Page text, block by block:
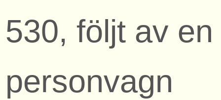
530, följt av en
personvagn